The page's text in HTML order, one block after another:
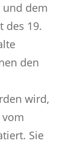
und dem
des 19.
den
wird,
Sie